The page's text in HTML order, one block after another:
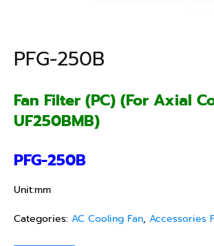
PFG-250B
Fan Filter (PC) (For Axial
UF250BMB)
PFG-250B
Unit:mm
Categories: AC Cooling Fan, Accessories